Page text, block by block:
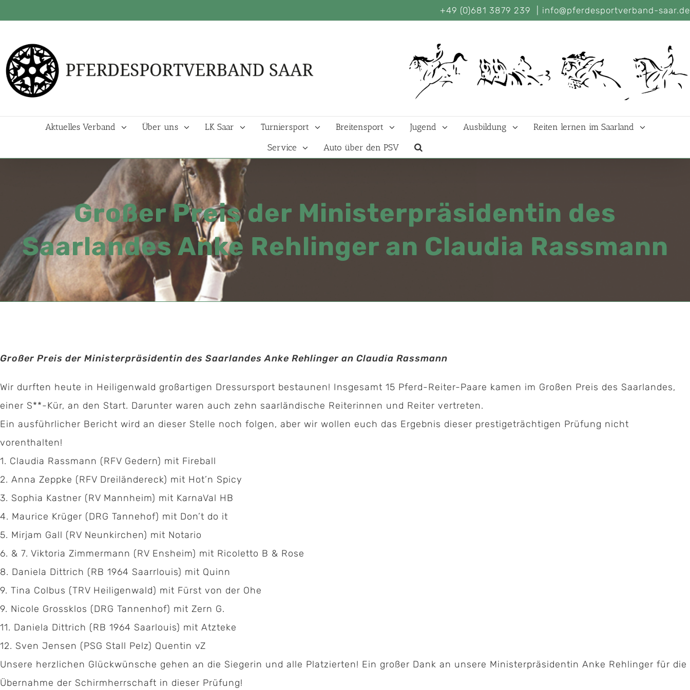
+49 (0)681 3879 239 info@pferdesportverband-saar.de
Aktuelles Verband Über uns LK Saar Turniersport Breitensport Jugend Ausbildung
Reiten lernen im Saarland
Service
Auto über den PSV
Großer Preis der Ministerpräsidentin des
Saarlandes Anke Rehlinger an Claudia Rassmann
Großer Preis der Ministerpräsidentin des Saarlandes Anke Rehlinger an Claudia Rassmann
Wir durften heute in Heiligenwald großartigen Dressursport bestaunen! Insgesamt 15 Pferd-Reiter-Paare kamen im Großen Preis des Saarlandes,
einer S**-Kür, an den Start. Darunter waren auch zehn saarländische Reiterinnen und Reiter vertreten.
Ein ausführlicher Bericht wird an dieser Stelle noch folgen, aber wir wollen euch das Ergebnis dieser prestigeträchtigen Prüfung nicht
vorenthalten!
1. Claudia Rassmann (RFV Gedern) mit Fireball
2. Anna Zeppke (RFV Dreiländereck) mit Hot’n Spicy
3. Sophia Kastner (RV Mannheim) mit KarnaVal HB
4. Maurice Krüger (DRG Tannehof) mit Don’t do it
5. Mirjam Gall (RV Neunkirchen) mit Notario
6. & 7. Viktoria Zimmermann (RV Ensheim) mit Ricoletto B & Rose
8. Daniela Dittrich (RB 1964 Saarrlouis) mit Quinn
9. Tina Colbus (TRV Heiligenwald) mit Fürst von der Ohe
9. Nicole Grossklos (DRG Tannenhof) mit Zern G.
11. Daniela Dittrich (RB 1964 Saarlouis) mit Atzteke
12. Sven Jensen (PSG Stall Pelz) Quentin vZ
Unsere herzlichen Glückwünsche gehen an die Siegerin und alle Platzierten! Ein großer Dank an unsere Ministerpräsidentin Anke Rehlinger für die
Übernahme der Schirmherrschaft in dieser Prüfung!
Geschäftsstelle Pferdesportverband Saar e.V.